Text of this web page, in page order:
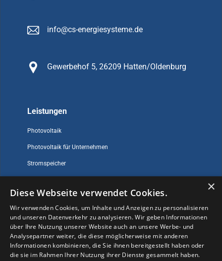
info@cs-energiesysteme.de
Gewerbehof 5, 26209 Hatten/Oldenburg
Leistungen
Photovoltaik
Photovoltaik für Unternehmen
Stromspeicher
Sonstiges
Impressum
Datenschutz
×
Diese Webseite verwendet Cookies.
Wir verwenden Cookies, um Inhalte und Anzeigen zu personalisieren
und unseren Datenverkehr zu analysieren. Wir geben Informationen
über Ihre Nutzung unserer Website auch an unsere Werbe- und
Analysepartner weiter, die diese möglicherweise mit anderen
Informationen kombinieren, die Sie ihnen bereitgestellt haben oder
die sie im Rahmen Ihrer Nutzung ihrer Dienste gesammelt haben.